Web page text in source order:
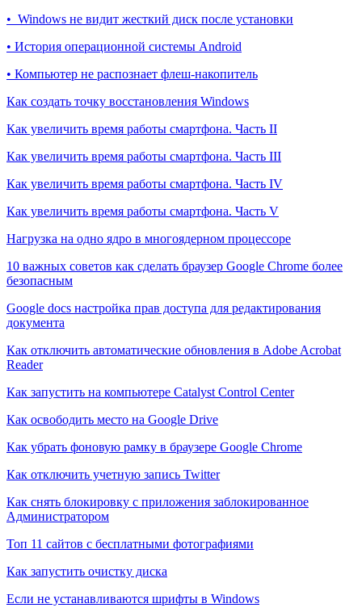
• Windows не видит жесткий диск после установки
• История операционной системы Android
• Компьютер не распознает флеш-накопитель
Как создать точку восстановления Windows
Как увеличить время работы смартфона. Часть II
Как увеличить время работы смартфона. Часть III
Как увеличить время работы смартфона. Часть IV
Как увеличить время работы смартфона. Часть V
Нагрузка на одно ядро в многоядерном процессоре
10 важных советов как сделать браузер Google Chrome более
безопасным
Google docs настройка прав доступа для редактирования
документа
Как отключить автоматические обновления в Adobe Acrobat
Reader
Как запустить на компьютере Catalyst Control Center
Как освободить место на Google Drive
Как убрать фоновую рамку в браузере Google Chrome
Как отключить учетную запись Twitter
Как снять блокировку с приложения заблокированное
Администратором
Топ 11 сайтов с бесплатными фотографиями
Как запустить очистку диска
Если не устанавливаются шрифты в Windows